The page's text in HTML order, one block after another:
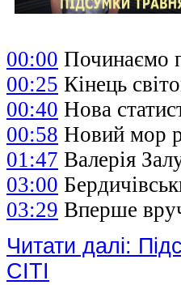
00:00 Починаємо
00:25 Кінець
00:40 Нова
00:58 Новий мор
01:47 Валерія
03:00
03:29 Вперше
Читати далі:
СІТІ